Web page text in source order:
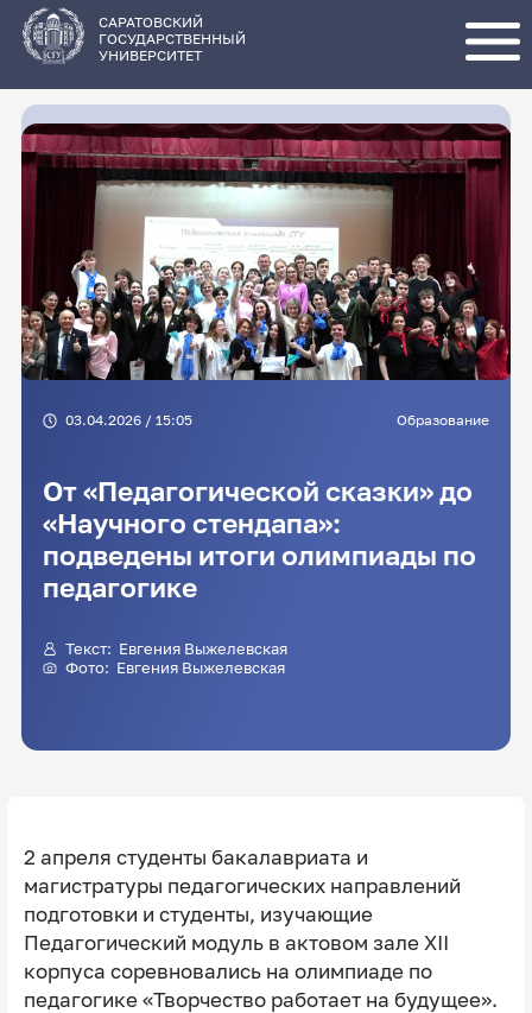
основному
содержанию
САРАТОВСКИЙ
ГОСУДАРСТВЕННЫЙ
УНИВЕРСИТЕТ
03.04.2026 / 15:05 Образование
От «Педагогической сказки» до
«Научного стендапа»:
подведены итоги олимпиады по
педагогике
Текст: Евгения Выжелевская
Фото: Евгения Выжелевская
2 апреля студенты бакалавриата и
магистратуры педагогических направлений
подготовки и студенты, изучающие
Педагогический модуль в актовом зале XII
корпуса соревновались на олимпиаде по
педагогике «Творчество работает на будущее».